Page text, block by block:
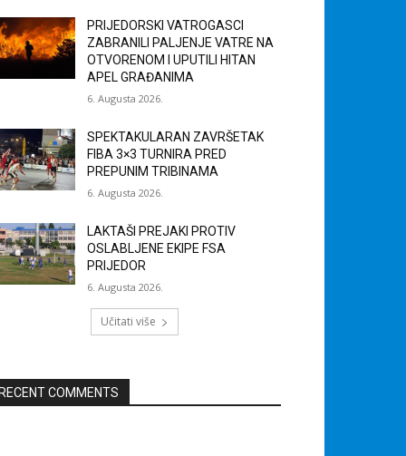
PRIJEDORSKI VATROGASCI
ZABRANILI PALJENJE VATRE NA
OTVORENOM I UPUTILI HITAN
APEL GRAĐANIMA
6. Augusta 2026.
SPEKTAKULARAN ZAVRŠETAK
FIBA 3×3 TURNIRA PRED
PREPUNIM TRIBINAMA
6. Augusta 2026.
LAKTAŠI PREJAKI PROTIV
OSLABLJENE EKIPE FSA
PRIJEDOR
6. Augusta 2026.
Učitati više
COMMENTS